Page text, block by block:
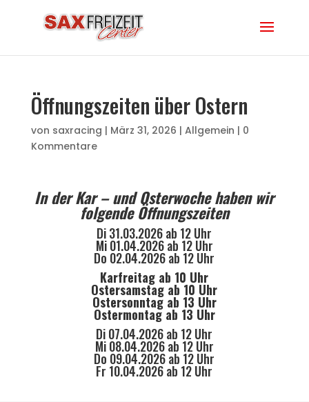
Öffnungszeiten über Ostern
von saxracing | März 31, 2026 | Allgemein | 0
Kommentare
In der Kar – und Osterwoche haben wir
folgende Öffnungszeiten
Di 31.03.2026 ab 12 Uhr
Mi 01.04.2026 ab 12 Uhr
Do 02.04.2026 ab 12 Uhr
Karfreitag ab 10 Uhr
Ostersamstag ab 10 Uhr
Ostersonntag ab 13 Uhr
Ostermontag ab 13 Uhr
Di 07.04.2026 ab 12 Uhr
Mi 08.04.2026 ab 12 Uhr
Do 09.04.2026 ab 12 Uhr
Fr 10.04.2026 ab 12 Uhr